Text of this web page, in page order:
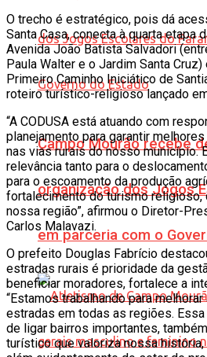
Campo Mourão recebe
organização dos Jogos
em parceria com o
O trecho é estratégico, pois dá
Santa Casa, conecta à quarta etapa
Avenida João Batista Salvadori
Paula Walter e o Jardim Santa
Primeiro Caminho Iniciático de
roteiro turístico-religioso lançado
“A CODUSA está atuando com
planejamento para garantir
nas vias rurais do nosso município.
relevância tanto para o
para o escoamento da produção
fortalecimento do turismo religioso,
nossa região”, afirmou o Diretor-
Carlos Malavazi.
O prefeito Douglas Fabrício
estradas rurais é prioridade da
beneficiar moradores, fortalece a
“Estamos trabalhando para
estradas em todas as regiões.
de ligar bairros importantes,
turístico que valoriza nossa